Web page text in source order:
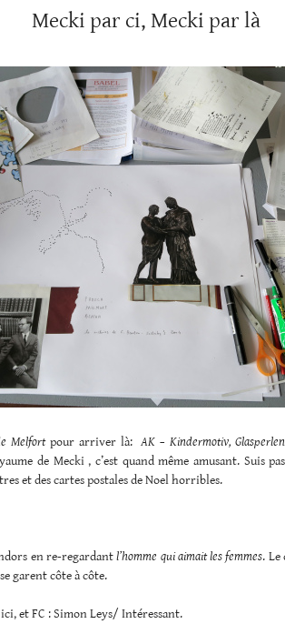
Mecki par ci, Mecki par là
Melfortpour arriver là:AK – Kindermotiv,
de Mecki , c’est quand même amusant. Suis
et des cartes postales de Noel horribles.
en re-regardantl’homme qui aimait les femmes. Le
garent côte à côte.
et FC : Simon Leys/ Intéressant.